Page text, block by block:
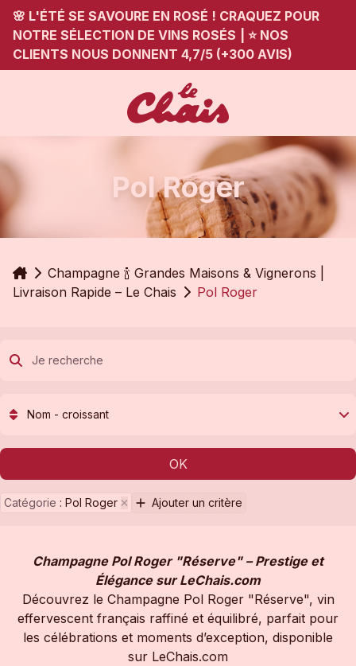
🌸 L'ÉTÉ SE SAVOURE EN ROSÉ ! CRAQUEZ POUR
NOTRE SÉLECTION DE VINS ROSÉS
⭐ NOS
CLIENTS NOUS DONNENT 4,7/5 (+300 AVIS)
Pol Roger
AccueilChampagne 🍾 Grandes Maisons & Vignerons |
Livraison Rapide – Le Chais
Pol Roger
Nom - croissant
OK
Catégorie : Pol Roger Ajouter un critère
Champagne Pol Roger "Réserve" – Prestige et
Élégance sur LeChais.com
Découvrez le Champagne Pol Roger "Réserve", vin
effervescent français raffiné et équilibré, parfait pour
les célébrations et moments d’exception, disponible
sur LeChais.com